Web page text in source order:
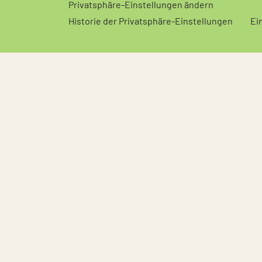
Privatsphäre-Einstellungen ändern
Historie der Privatsphäre-Einstellungen